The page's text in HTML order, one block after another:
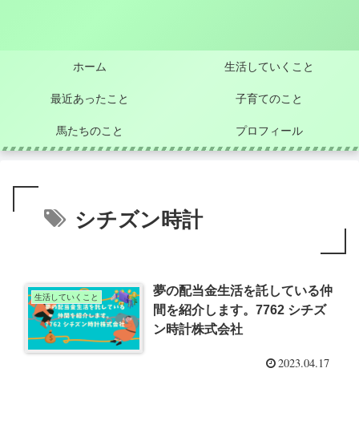
ホーム 生活していくこと
最近あったこと 子育てのこと
馬たちのこと プロフィール
シチズン時計
生活していくこと
夢の配当金生活を託している仲
間を紹介します。7762 シチズ
ン時計株式会社
2023.04.17